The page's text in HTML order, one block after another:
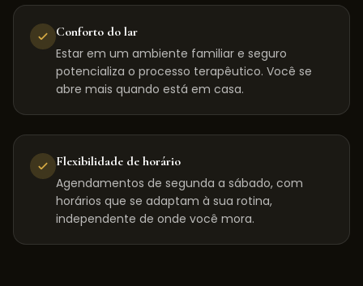
Conforto do lar
Estar em um ambiente familiar e seguro
potencializa o processo terapêutico. Você se
abre mais quando está em casa.
Flexibilidade de horário
Agendamentos de segunda a sábado, com
horários que se adaptam à sua rotina,
independente de onde você mora.